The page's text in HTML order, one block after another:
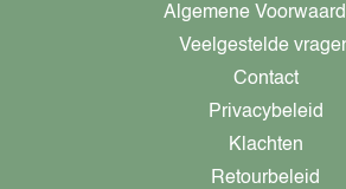
Algemene
Veelgestelde
Contact
Privacybeleid
Klachten
Retourbeleid